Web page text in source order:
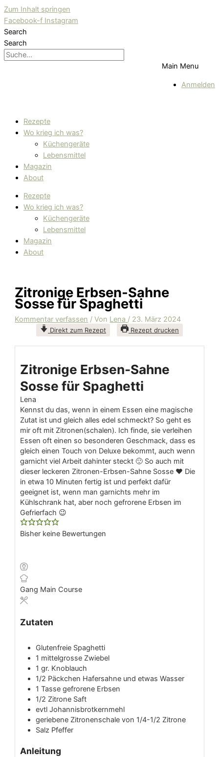
Zum Inhalt springen
Facebook-f Instagram
Search
Search
Main Menu
Anmelden
Rezepte
Wo krieg ich was?
Küchengeräte
Lebensmittel
Magazin
About
Rezepte
Wo krieg ich was?
Küchengeräte
Lebensmittel
Magazin
About
Zitronige Erbsen-Sahne
Sosse für Spaghetti
Kommentar verfassen / Von Lena / 23. März 2024
Direkt zum Rezept Rezept drucken
Zitronige Erbsen-Sahne
Sosse für Spaghetti
Lena
Kennst du das, wenn in einem Essen eine magische
Zutat ist und gleich alles edel schmeckt? So geht es
mir oft mit Zitronen(schalen). Ich finde, sie verleihen
Essen oft einen so besonderen Geschmack, dass es
gleich einen Touch von Deluxe bekommt, auch wenn
garnicht viel Arbeit dahinter steckt 🙂 So auch mit
dieser leckeren Zitronen-Erbsen-Sahne Sosse ❤ Die
in etwa 10 Minuten fertig ist und perfekt dafür
geeignet ist, wenn man garnichts mehr im
Kühlschrank hat, aber noch gefrorene Erbsen im
Gefrierfach 😉
Bisher keine Bewertungen
Gang Main Course
Zutaten
Glutenfreie Spaghetti
1 mittelgrosse Zwiebel
1 gr. Knoblauch
1/2 Päckchen Hafersahne und etwas Wasser
1 Tasse gefrorene Erbsen
1/2 Zitrone Saft
evtl Johannisbrotkernmehl
geriebene Zitronenschale von 1/4-1/2 Zitrone
Salz Pfeffer
Anleitung